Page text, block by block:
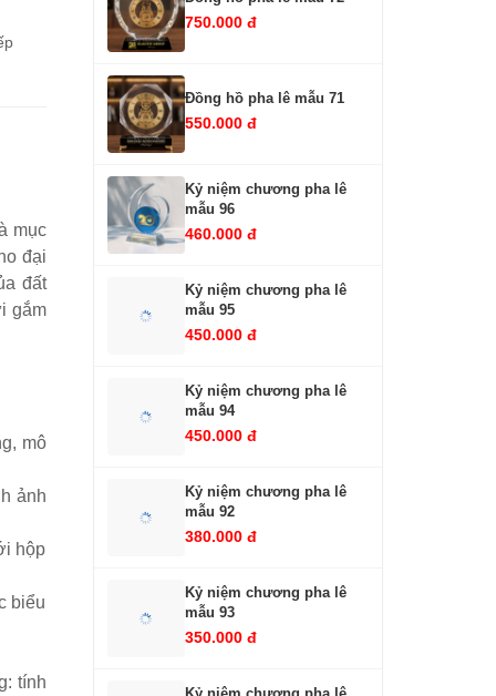
mục
đại
đất
gắm
mô
ảnh
hộp
biểu
tính
750.000 đ
Đồng hồ pha lê mẫu 71
550.000 đ
Kỷ niệm chương pha lê
mẫu 96
460.000 đ
Kỷ niệm chương pha lê
mẫu 95
450.000 đ
Kỷ niệm chương pha lê
mẫu 94
450.000 đ
Kỷ niệm chương pha lê
mẫu 92
380.000 đ
Kỷ niệm chương pha lê
mẫu 93
350.000 đ